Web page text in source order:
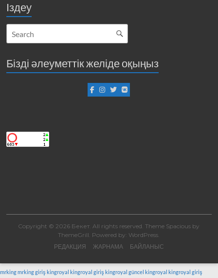
Іздеу
Бізді әлеуметтік желіде оқыңыз
Copyright © 2026 Бекет. All rights reserved. Theme Spacious by
ThemeGrill. Powered by: WordPress.
РЕДАКЦИЯ
ЖАРНАМА БАЙЛАНЫС
mrkingmrking giriş kingroyal kingroyal giriş kingroyal güncel kingroyal kingroyal giriş